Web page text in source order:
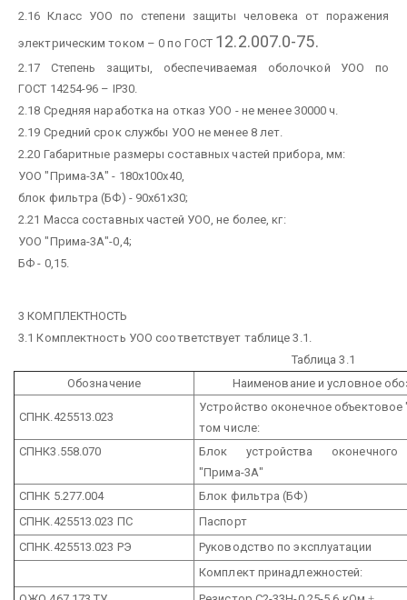
2.16 Класс УОО по степени защиты человека от поражения
электрическим током – 0 по ГОСТ 12.2.007.0-75.
2.17 Степень защиты, обеспечиваемая оболочкой УОО по
ГОСТ 14254-96 – IР30.
2.18 Средняя наработка на отказ УОО - не менее 30000 ч.
2.19 Средний срок службы УОО не менее 8 лет.
2.20 Габаритные размеры составных частей прибора, мм:
УОО "Прима-3А" - 180х100х40,
блок фильтра (БФ) - 90х61х30;
2.21 Масса составных частей УОО, не более, кг:
УОО "Прима-3А"-0,4;
БФ - 0,15.
3 КОМПЛЕКТНОСТЬ
3.1 Комплектность УОО соответствует таблице 3.1.
Таблица 3.1
Обозначение
Наименование и условное
СПНК.425513.023
Устройство оконечное
том числе:
СПНК3.558.070
Блок устройства оконечного
"Прима-3А"
СПНК 5.277.004
Блок фильтра (БФ)
СПНК.425513.023 ПС
Паспорт
СПНК.425513.023 РЭ
Руководство по эксплуатации
Комплект принадлежностей: